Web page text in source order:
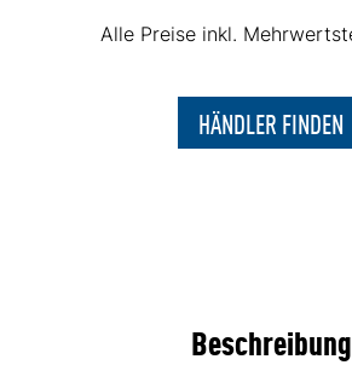
Alle Preise inkl.
HÄNDLER FINDEN
Beschreibung